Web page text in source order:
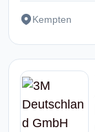
Kempten